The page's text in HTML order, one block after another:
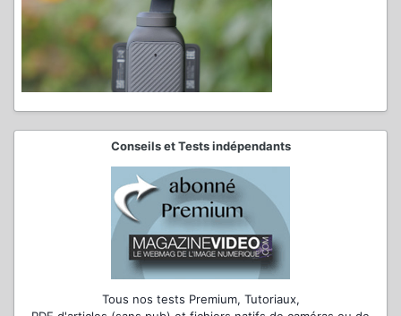
Conseils et Tests indépendants
Tous nos tests Premium, Tutoriaux,